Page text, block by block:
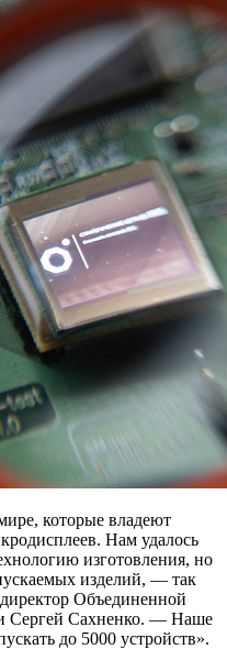
которые владеют
Нам удалось
изготовления, но
изделий, — так
Объединенной
Сергей Сахненко. — Наше
до 5000 устройств».